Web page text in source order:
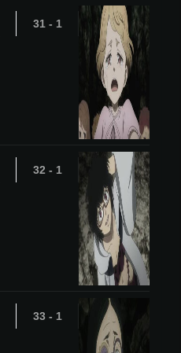
1 - 31
1 - 32
1 - 33